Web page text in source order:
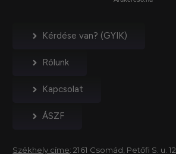
Kérdése van? (GYIK)
Rólunk
Kapcsolat
ÁSZF
Székhely címe: 2161 Csomád, Petőfi S. u. 12.